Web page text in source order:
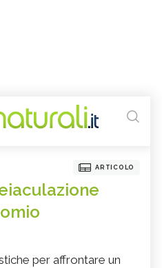
ARTICOLO
per affrontare un